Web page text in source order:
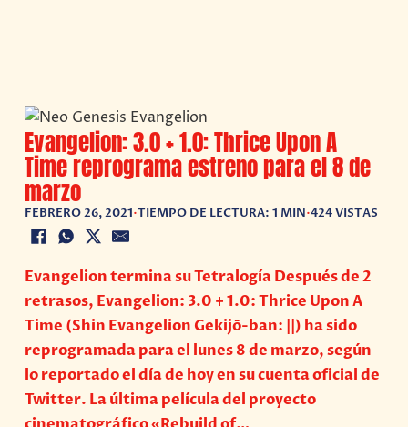
Evangelion: 3.0 + 1.0: Thrice Upon A
Time reprograma estreno para el 8 de
marzo
FEBRERO 26, 2021•TIEMPO DE LECTURA: 1 MIN•424 VISTAS
Evangelion termina su Tetralogía Después de 2
retrasos, Evangelion: 3.0 + 1.0: Thrice Upon A
Time (Shin Evangelion Gekijō-ban: ||) ha sido
reprogramada para el lunes 8 de marzo, según
lo reportado el día de hoy en su cuenta oficial de
Twitter. La última película del proyecto